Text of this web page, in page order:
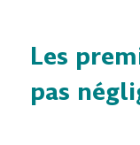
Les
pas